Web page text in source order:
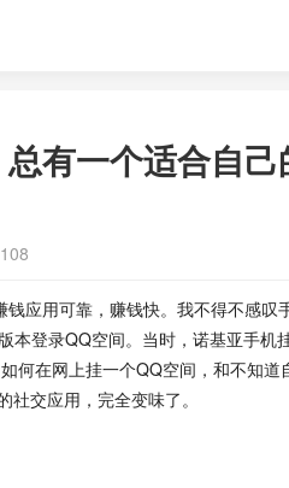
有一个适合自
应用可靠，赚钱快。我不得不感叹
本登录QQ空间。当时，诺基亚手机
何在网上挂一个QQ空间，和不知道
交应用，完全变味了。